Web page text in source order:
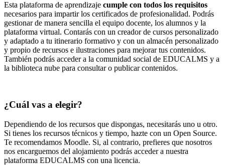
Esta plataforma de aprendizaje cumple con todos los requisitos
necesarios para impartir los certificados de profesionalidad. Podrás
gestionar de manera sencilla el equipo docente, los alumnos y la
plataforma virtual. Contarás con un creador de cursos personalizado
y adaptado a tu itinerario formativo y con un almacén personalizado
y propio de recursos e ilustraciones para mejorar tus contenidos.
También podrás acceder a la comunidad social de EDUCALMS y a
la biblioteca nube para consultar o publicar contenidos.
¿Cuál vas a elegir?
Dependiendo de los recursos que dispongas, necesitarás uno u otro.
Si tienes los recursos técnicos y tiempo, hazte con un Open Source.
Te recomendamos Moodle. Si, al contrario, prefieres que nosotros
nos encarguemos del alojamiento podrás acceder a nuestra
plataforma EDUCALMS con una licencia.